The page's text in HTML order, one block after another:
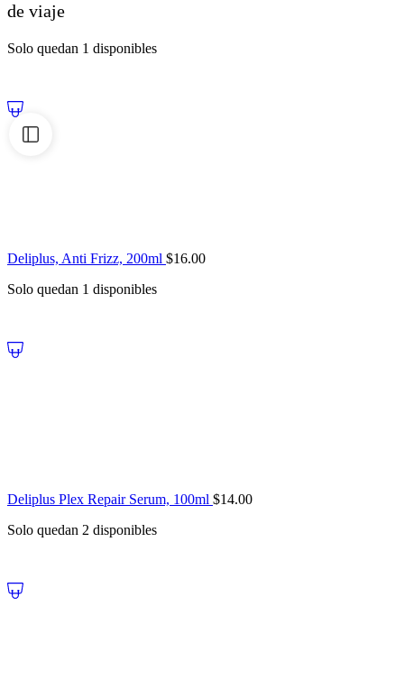
de viaje
Solo quedan 1 disponibles
Deliplus, Anti Frizz, 200ml $16.00
Solo quedan 1 disponibles
Deliplus Plex Repair Serum, 100ml $14.00
Solo quedan 2 disponibles